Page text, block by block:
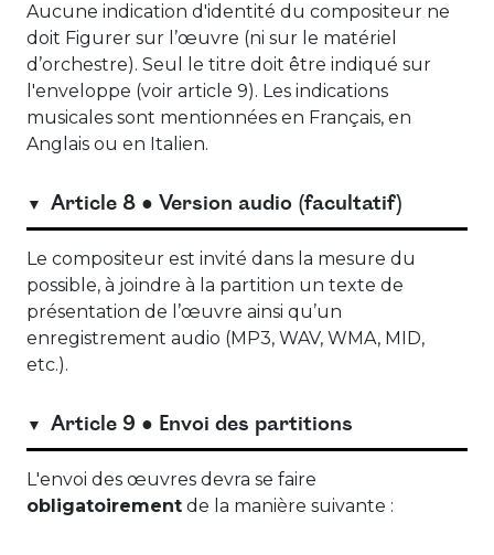
Aucune indication d'identité du compositeur ne
doit Figurer sur l’œuvre (ni sur le matériel
d’orchestre). Seul le titre doit être indiqué sur
l'enveloppe (voir article 9). Les indications
musicales sont mentionnées en Français, en
Anglais ou en Italien.
Article 8 ● Version audio (facultatif)
Le compositeur est invité dans la mesure du
possible, à joindre à la partition un texte de
présentation de l’œuvre ainsi qu’un
enregistrement audio (MP3, WAV, WMA, MID,
etc.).
Article 9 ● Envoi des partitions
L'envoi des œuvres devra se faire
obligatoirement de la manière suivante :